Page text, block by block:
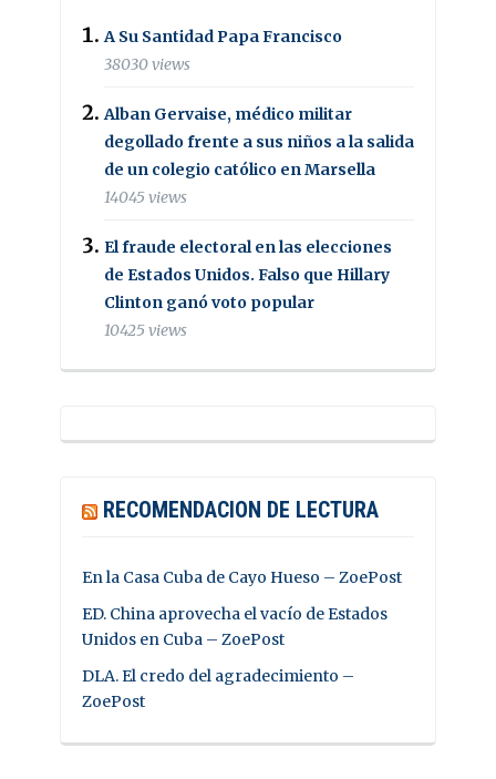
A Su Santidad Papa Francisco
38030 views
Alban Gervaise, médico militar
degollado frente a sus niños a la salida
de un colegio católico en Marsella
14045 views
El fraude electoral en las elecciones
de Estados Unidos. Falso que Hillary
Clinton ganó voto popular
10425 views
RECOMENDACION DE LECTURA
En la Casa Cuba de Cayo Hueso – ZoePost
ED. China aprovecha el vacío de Estados
Unidos en Cuba – ZoePost
DLA. El credo del agradecimiento –
ZoePost